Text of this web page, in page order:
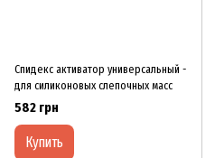
Спидекс активатор универсальный -
для силиконовых слепочных масс
582 грн
Купить